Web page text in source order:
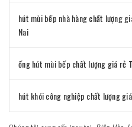
hút mùi bếp nhà hàng chất lượng
Nai
ống hút mùi bếp chất lượng giá rẻ
hút khói công nghiệp chất lượng